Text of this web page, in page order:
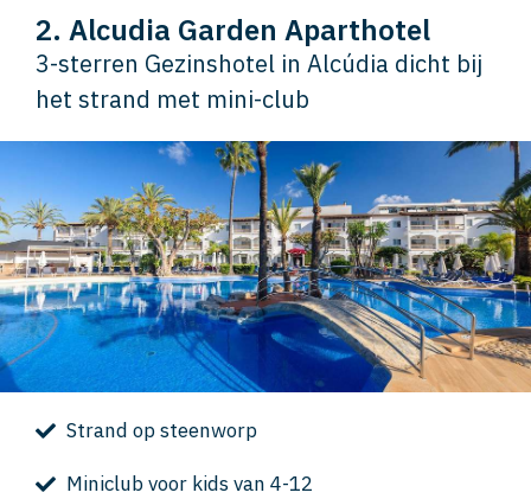
2. Alcudia Garden Aparthotel
3-sterren Gezinshotel in Alcúdia dicht bij
het strand met mini-club
Strand op steenworp
Miniclub voor kids van 4-12